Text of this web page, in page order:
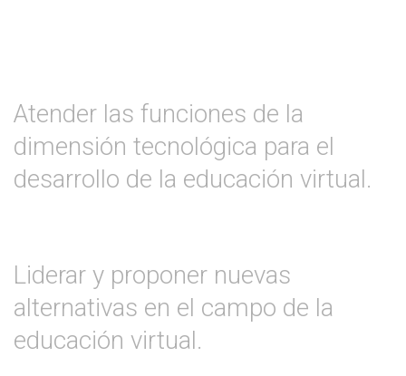
Atender las funciones de la
dimensión tecnológica para el
desarrollo de la educación virtual.
Liderar y proponer nuevas
alternativas en el campo de la
educación virtual.